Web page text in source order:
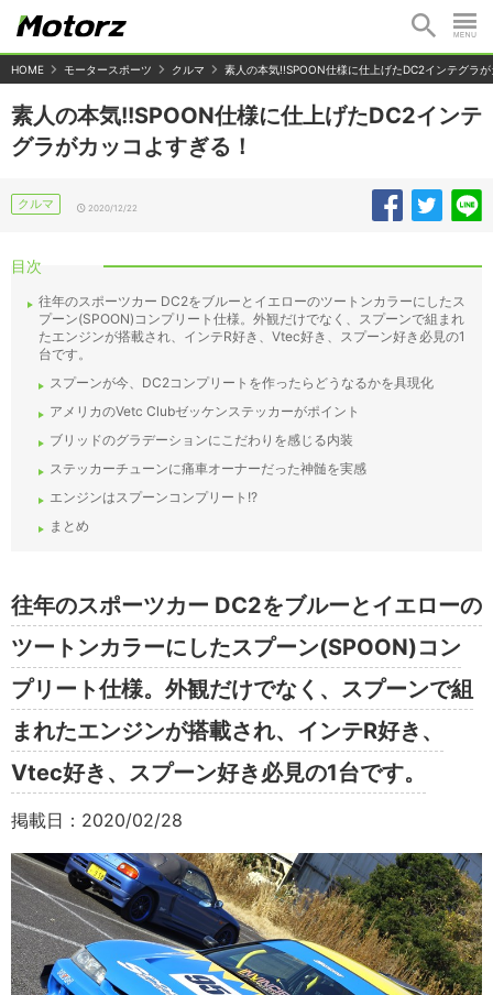
HOME モータースポーツ クルマ 素人の本気!!SPOON仕様に仕上げたDC2インテグラ
素人の本気!!SPOON仕様に仕上げたDC2インテ
グラがカッコよすぎる！
クルマ 2020/12/22
目次
往年のスポーツカー DC2をブルーとイエローのツートンカラーにしたス
プーン(SPOON)コンプリート仕様。外観だけでなく、スプーンで組まれ
たエンジンが搭載され、インテR好き、Vtec好き、スプーン好き必見の1
台です。
スプーンが今、DC2コンプリートを作ったらどうなるかを具現化
アメリカのVetc Clubゼッケンステッカーがポイント
ブリッドのグラデーションにこだわりを感じる内装
ステッカーチューンに痛車オーナーだった神髄を実感
エンジンはスプーンコンプリート!?
まとめ
往年のスポーツカー DC2をブルーとイエローの
ツートンカラーにしたスプーン(SPOON)コン
プリート仕様。外観だけでなく、スプーンで組
まれたエンジンが搭載され、インテR好き、
Vtec好き、スプーン好き必見の1台です。
掲載日：2020/02/28